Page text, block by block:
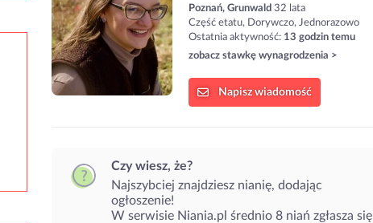
Poznań, Grunwald 32 lata
Część etatu, Dorywczo, Jednorazowo
Ostatnia aktywność: 13 godzin temu
zobacz stawkę wynagrodzenia >
Napisz wiadomość
Czy wiesz, że?
Najszybciej znajdziesz nianię, dodając
ogłoszenie!
W serwisie Niania.pl średnio 8 niań zgłasza się